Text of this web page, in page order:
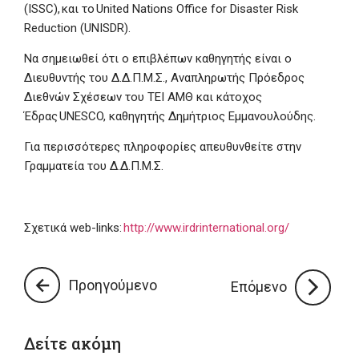
Δείτε ακόμη
(ISSC), και το United Nations Office for Disaster Risk
Reduction (UNISDR).
Να σημειωθεί ότι ο επιβλέπων καθηγητής είναι ο
Διευθυντής του Δ.Δ.Π.Μ.Σ., Αναπληρωτής Πρόεδρος
Διεθνών Σχέσεων του ΤΕΙ ΑΜΘ και κάτοχος
Έδρας UNESCO, καθηγητής Δημήτριος Εμμανουλούδης.
Για περισσότερες πληροφορίες απευθυνθείτε στην
Γραμματεία του Δ.Δ.Π.Μ.Σ.
Σχετικά web-links:http://www.irdrinternational.org/
Προηγούμενο Επόμενο